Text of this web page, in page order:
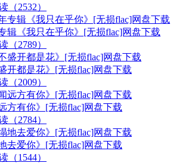
（2532）
辑《我只在乎你》[无损flac]网盘下载
（2789）
开都是花》[无损flac]网盘下载
（2009）
方有你》[无损flac]网盘下载
（2784）
去爱你》[无损flac]网盘下载
（1544）